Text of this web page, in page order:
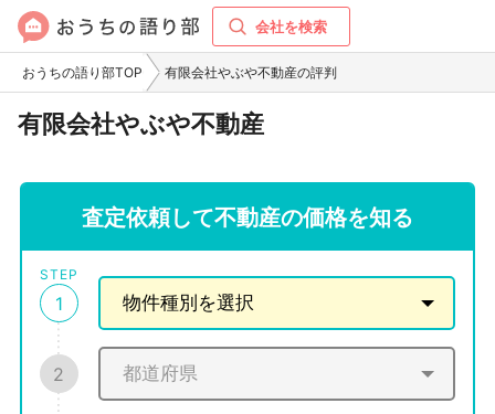
会社を検索
おうちの語り部TOP 有限会社やぶや不動産の評判
有限会社やぶや不動産
査定依頼して不動産の価格を知る
STEP
1
2